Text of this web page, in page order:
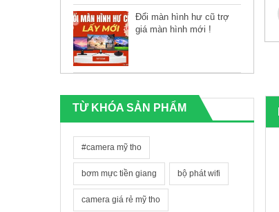
Đổi màn hình hư cũ trợ
giá màn hình mới !
TỪ KHÓA SẢN PHẨM
#camera mỹ tho
bơm mực tiền giang bộ phát wifi
camera giá rẻ mỹ tho